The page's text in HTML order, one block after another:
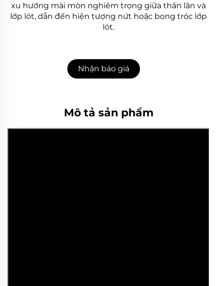
xu hướng mài mòn nghiêm trọng giữa thân lăn và
lớp lót, dẫn đến hiện tượng nứt hoặc bong tróc lớp
lót.
Nhận báo giá
Mô tả sản phẩm